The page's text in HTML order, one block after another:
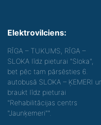
Elektrovilciens:
RĪGA – TUKUMS, RĪGA –
SLOKA līdz pieturai "Sloka",
bet pēc tam pārsēsties 6.
autobusā SLOKA – ĶEMERI
braukt līdz pieturai
"Rehabilitācijas centrs
"Jaunķemeri"".